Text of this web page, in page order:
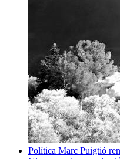
Política Marc Puigtió